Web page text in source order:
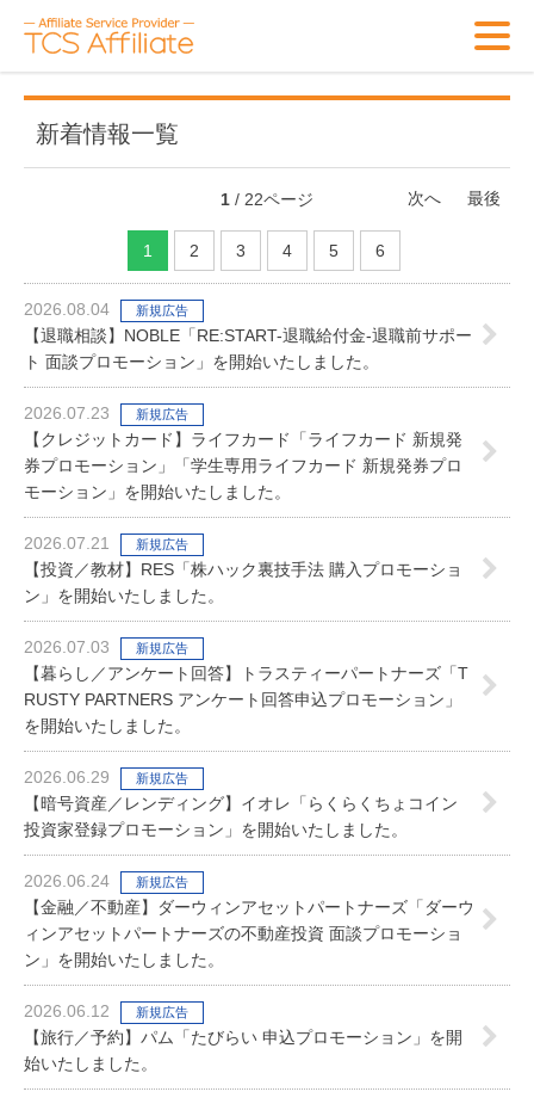
新着情報一覧
1 / 22ページ
1 2 3 4 5 6
次へ 最後
2026.08.04 新規広告
【退職相談】NOBLE「RE:START-退職給付金-退職前サポー
ト 面談プロモーション」を開始いたしました。
2026.07.23 新規広告
【クレジットカード】ライフカード「ライフカード 新規発
券プロモーション」「学生専用ライフカード 新規発券プロ
モーション」を開始いたしました。
2026.07.21 新規広告
【投資／教材】RES「株ハック裏技手法 購入プロモーショ
ン」を開始いたしました。
2026.07.03 新規広告
【暮らし／アンケート回答】トラスティーパートナーズ「T
RUSTY PARTNERS アンケート回答申込プロモーション」
を開始いたしました。
2026.06.29 新規広告
【暗号資産／レンディング】イオレ「らくらくちょコイン
投資家登録プロモーション」を開始いたしました。
2026.06.24 新規広告
【金融／不動産】ダーウィンアセットパートナーズ「ダーウ
ィンアセットパートナーズの不動産投資 面談プロモーショ
ン」を開始いたしました。
2026.06.12 新規広告
【旅行／予約】パム「たびらい 申込プロモーション」を開
始いたしました。